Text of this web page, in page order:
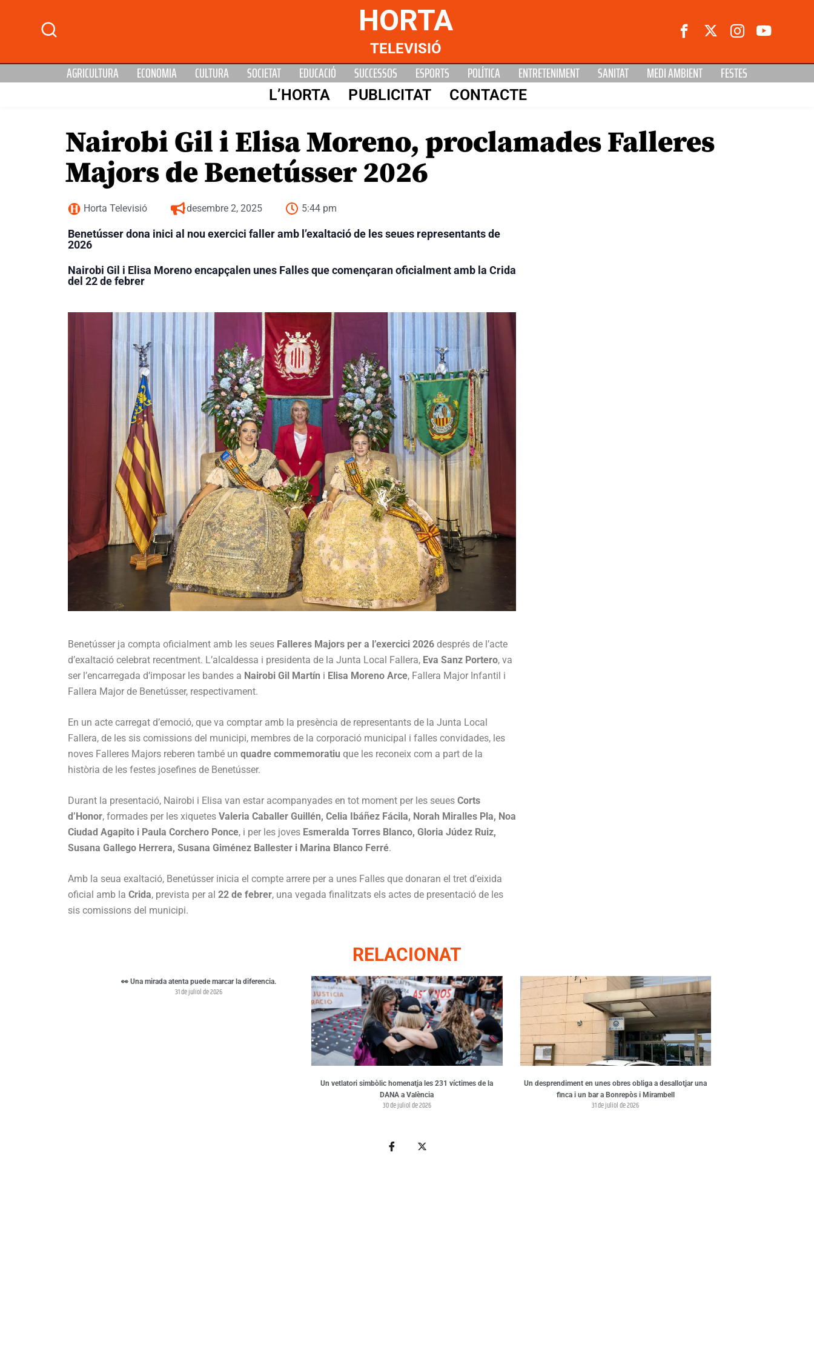
HORTA
TELEVISIÓ
AGRICULTURA ECONOMIA CULTURA SOCIETAT EDUCACIÓ SUCCESSOS ESPORTS POLÍTICA ENTRETENIMENT SANITAT MEDI AMBIENT FESTES
L’HORTA PUBLICITAT CONTACTE
Nairobi Gil i Elisa Moreno, proclamades Falleres
Majors de Benetússer 2026
Horta Televisió desembre 2, 2025 5:44 pm
Benetússer dona inici al nou exercici faller amb l’exaltació de les seues representants de
2026
Nairobi Gil i Elisa Moreno encapçalen unes Falles que començaran oficialment amb la Crida
del 22 de febrer
Benetússer ja compta oficialment amb les seues Falleres Majors per a l’exercici 2026 després de l’acte
d’exaltació celebrat recentment. L’alcaldessa i presidenta de la Junta Local Fallera, Eva Sanz Portero, va
ser l’encarregada d’imposar les bandes a Nairobi Gil Martín i Elisa Moreno Arce, Fallera Major Infantil i
Fallera Major de Benetússer, respectivament.
En un acte carregat d’emoció, que va comptar amb la presència de representants de la Junta Local
Fallera, de les sis comissions del municipi, membres de la corporació municipal i falles convidades, les
noves Falleres Majors reberen també un quadre commemoratiu que les reconeix com a part de la
història de les festes josefines de Benetússer.
Durant la presentació, Nairobi i Elisa van estar acompanyades en tot moment per les seues Corts
d’Honor, formades per les xiquetes Valeria Caballer Guillén, Celia Ibáñez Fácila, Norah Miralles Pla, Noa
Ciudad Agapito i Paula Corchero Ponce, i per les joves Esmeralda Torres Blanco, Gloria Júdez Ruiz,
Susana Gallego Herrera, Susana Giménez Ballester i Marina Blanco Ferré.
Amb la seua exaltació, Benetússer inicia el compte arrere per a unes Falles que donaran el tret d’eixida
oficial amb la Crida, prevista per al 22 de febrer, una vegada finalitzats els actes de presentació de les
sis comissions del municipi.
RELACIONAT
👀 Una mirada atenta puede marcar la diferencia.
31 de juliol de 2026
Un vetlatori simbòlic homenatja les 231 víctimes de la
DANA a València
30 de juliol de 2026
Un desprendiment en unes obres obliga a desallotjar una
finca i un bar a Bonrepòs i Mirambell
31 de juliol de 2026